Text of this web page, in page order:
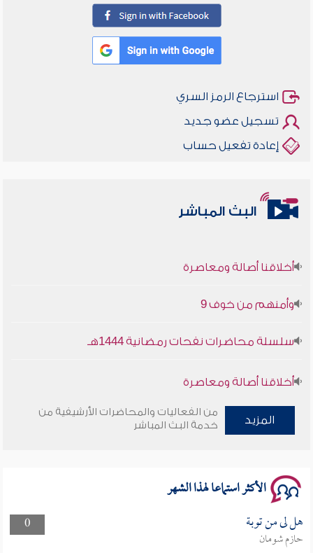
استرجاع الرمز السري
تسجيل عضو جديد
إعادة تفعيل حساب
البث المباشر
أخلاقنا أصالة ومعاصرة
وأمنهم من خوف 9
سلسلة محاضرات نفحات رمضانية 1444هـ
أخلاقنا أصالة ومعاصرة
وأمنهم من خوف 9
المزيد
من الفعاليات والمحاضرات الأرشيفية من
خدمة البث المباشر
الأكثر استماعا لهذا الشهر
0 هل لى من توبة
حازم شومان